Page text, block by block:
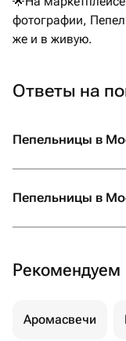
фотографии,
же и в живую.
Ответы на
Пепельницы в
Пепельницы в
Рекомендуем
Аромасвечи